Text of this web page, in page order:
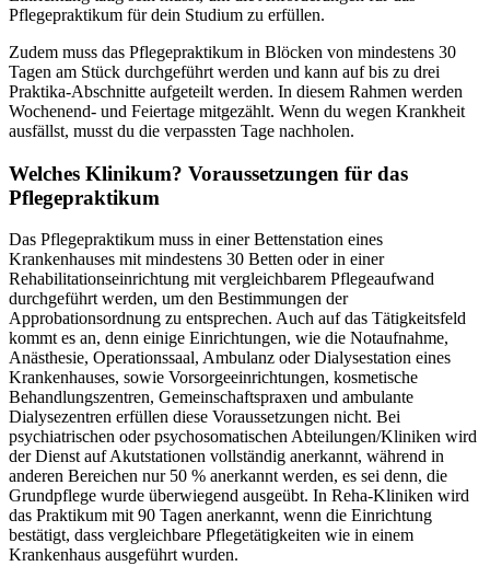
Pflegepraktikum für dein Studium zu erfüllen.
Zudem muss das Pflegepraktikum in Blöcken von mindestens 30
Tagen am Stück durchgeführt werden und kann auf bis zu drei
Praktika-Abschnitte aufgeteilt werden. In diesem Rahmen werden
Wochenend- und Feiertage mitgezählt. Wenn du wegen Krankheit
ausfällst, musst du die verpassten Tage nachholen.
Welches Klinikum? Voraussetzungen für das
Pflegepraktikum
Das Pflegepraktikum muss in einer Bettenstation eines
Krankenhauses mit mindestens 30 Betten oder in einer
Rehabilitationseinrichtung mit vergleichbarem Pflegeaufwand
durchgeführt werden, um den Bestimmungen der
Approbationsordnung zu entsprechen. Auch auf das Tätigkeitsfeld
kommt es an, denn einige Einrichtungen, wie die Notaufnahme,
Anästhesie, Operationssaal, Ambulanz oder Dialysestation eines
Krankenhauses, sowie Vorsorgeeinrichtungen, kosmetische
Behandlungszentren, Gemeinschaftspraxen und ambulante
Dialysezentren erfüllen diese Voraussetzungen nicht. Bei
psychiatrischen oder psychosomatischen Abteilungen/Kliniken wird
der Dienst auf Akutstationen vollständig anerkannt, während in
anderen Bereichen nur 50 % anerkannt werden, es sei denn, die
Grundpflege wurde überwiegend ausgeübt. In Reha-Kliniken wird
das Praktikum mit 90 Tagen anerkannt, wenn die Einrichtung
bestätigt, dass vergleichbare Pflegetätigkeiten wie in einem
Krankenhaus ausgeführt wurden.